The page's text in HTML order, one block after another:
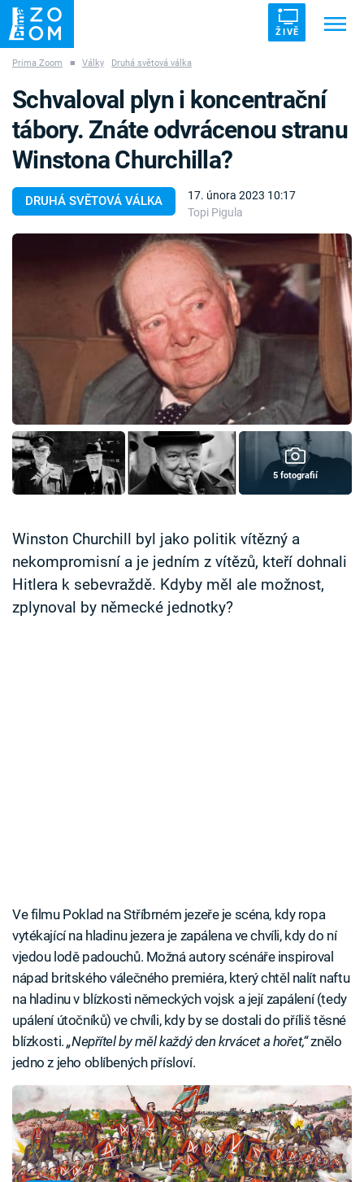
ŽIVĚ
ZÁHADY VETŘELCI DÁVNOVĚKU
Témata
TV Program
Časopis
Sledujte prima+
Přihlášení
Sledujte nás
Prima Zoom ■ Války Druhá světová válka
DRUHÁ SVĚTOVÁ VÁLKA
17. února 2023 10:17
Topi Pigula
Schvaloval plyn i koncentrační
tábory. Znáte odvrácenou stranu
Winstona Churchilla?
5 fotografií
Winston Churchill byl jako politik vítězný a
nekompromisní a je jedním z vítězů, kteří dohnali
Hitlera k sebevraždě. Kdyby měl ale možnost,
zplynoval by německé jednotky?
Ve filmu Poklad na Stříbrném jezeře je scéna, kdy ropa
vytékající na hladinu jezera je zapálena ve chvíli, kdy do ní
vjedou lodě padouchů. Možná autory scénáře inspiroval
nápad britského válečného premiéra, který chtěl nalít naftu
na hladinu v blízkosti německých vojsk a její zapálení (tedy
upálení útočníků) ve chvíli, kdy by se dostali do příliš těsné
blízkosti.„Nepřítel by měl každý den krvácet a hořet,“znělo
jedno z jeho oblíbených přísloví.